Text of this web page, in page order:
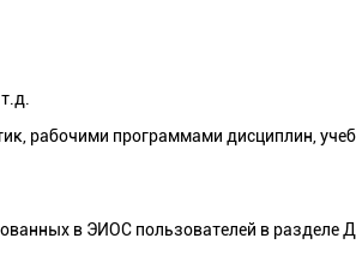
рабочими программами дисциплин,
в ЭИОС пользователей в разделе